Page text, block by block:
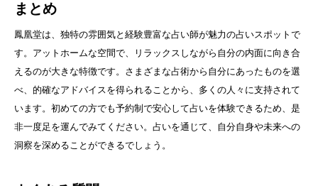
まとめ
鳳凰堂は、独特の雰囲気と経験豊富な占い師が魅力の占いスポットで
す。アットホームな空間で、リラックスしながら自分の内面に向き合
えるのが大きな特徴です。さまざまな占術から自分にあったものを選
べ、的確なアドバイスを得られることから、多くの人々に支持されて
います。初めての方でも予約制で安心して占いを体験できるため、是
非一度足を運んでみてください。占いを通じて、自分自身や未来への
洞察を深めることができるでしょう。